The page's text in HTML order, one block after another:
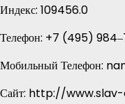
Индекс: 109456.0
Телефон: +7 (495)
Мобильный Телефон:
Сайт: http://